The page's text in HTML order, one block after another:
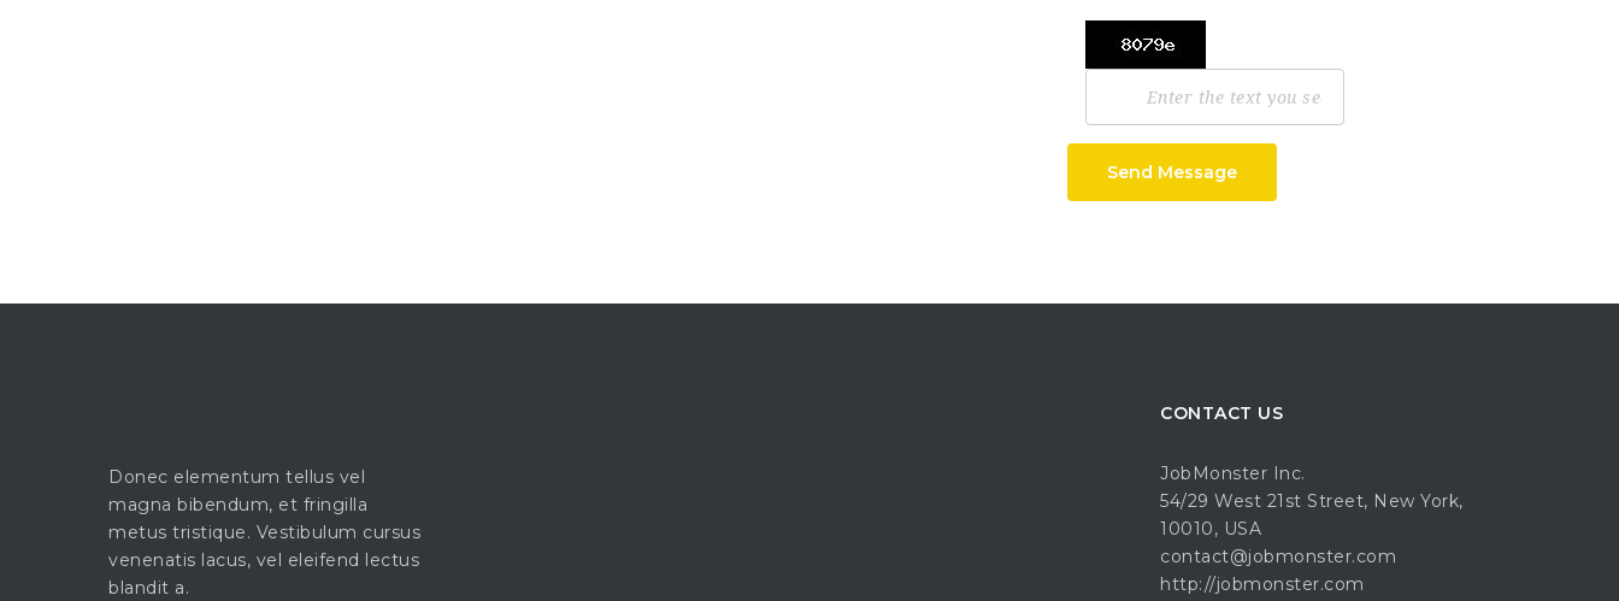
Send Message
Donec elementum tellus vel
magna bibendum, et fringilla
metus tristique. Vestibulum cursus
venenatis lacus, vel eleifend lectus
blandit a.
CONTACT US
JobMonster Inc.
54/29 West 21st Street, New York,
10010, USA
contact@jobmonster.com
http://jobmonster.com